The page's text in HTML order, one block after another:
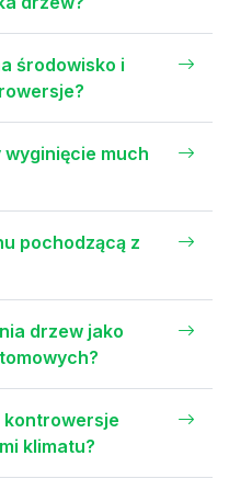
środowisko i
wyginięcie much
pochodzącą z
drzew jako
kontrowersje
klimatu?